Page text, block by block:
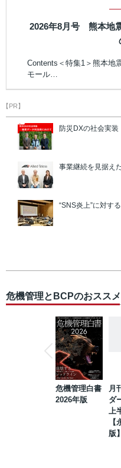
2026年8月号 熊本地
Contents＜特集1＞熊本地
モール…
【PR】
防災DXの社会実
事業継続を見据え
“SNS炎上”に対す
危機管理とBCPのおスス
危機管理白書
2026年版
月
ダ
版】